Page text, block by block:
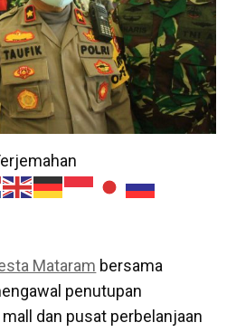
Mataram bersama
penutupan
dan pusat perbelanjaan